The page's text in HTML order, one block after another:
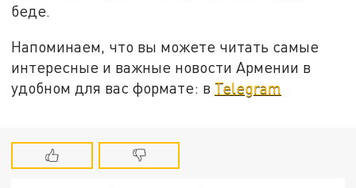
беде.
Напоминаем, что вы можете читать самые
интересные и важные новости Армении в
удобном для вас формате: в Telegram